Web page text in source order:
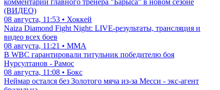
комментарии главного тренера "Барыса" в новом сезоне
(ВИДЕО)
08 августа, 11:53 • Хоккей
Naiza Diamond Fight Night: LIVE-результаты, трансляция и
видео всех боев
08 августа, 11:21 • ММА
В WBC гарантировали титульник победителю боя
Нурсултанов - Рамос
08 августа, 11:08 • Бокс
Неймар остался без Золотого мяча из-за Месси - экс-агент